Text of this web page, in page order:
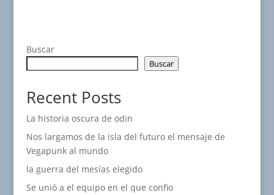
Buscar
Buscar
Recent Posts
La historia oscura de odin
Nos largamos de la isla del futuro el mensaje de
Vegapunk al mundo
la guerra del mesías elegido
Se unió a el equipo en el que confio